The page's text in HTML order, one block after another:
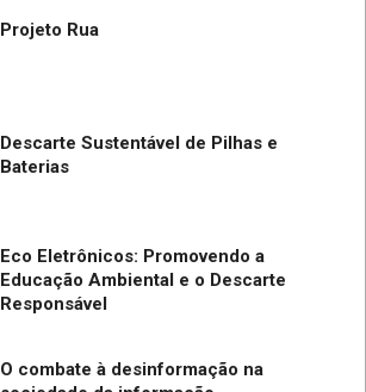
Projeto Rua
Descarte Sustentável de Pilhas e
Baterias
Eco Eletrônicos: Promovendo a
Educação Ambiental e o Descarte
Responsável
O combate à desinformação na